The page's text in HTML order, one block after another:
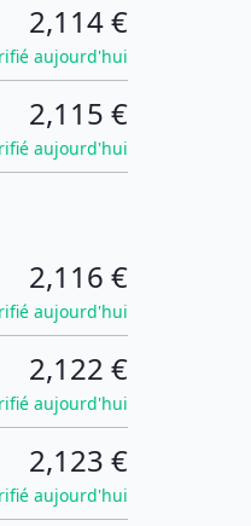
2,114 €
aujourd'hui
2,115 €
aujourd'hui
2,116 €
aujourd'hui
2,122 €
aujourd'hui
2,123 €
aujourd'hui